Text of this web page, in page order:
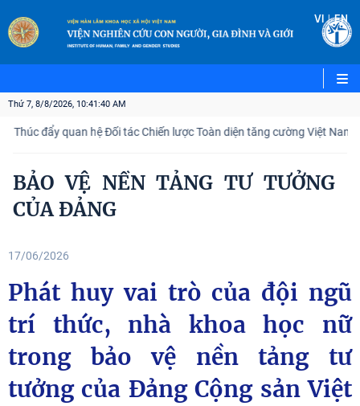
VI |EN
Thứ 7, 8/8/2026, 10:41:41 AM
quan hệ Đối tác Chiến lược Toàn diện tăng cường Việt Nam – Ấn Độ
BẢO VỆ NỀN TẢNG TƯ TƯỞNG
CỦA ĐẢNG
17/06/2026
Phát huy vai trò của đội ngũ
trí thức, nhà khoa học nữ
trong bảo vệ nền tảng tư
tưởng của Đảng Cộng sản Việt